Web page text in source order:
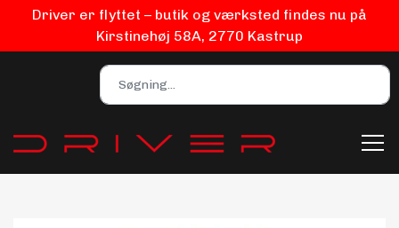
Driver er flyttet – butik og værksted findes nu på
Kirstinehøj 58A, 2770 Kastrup